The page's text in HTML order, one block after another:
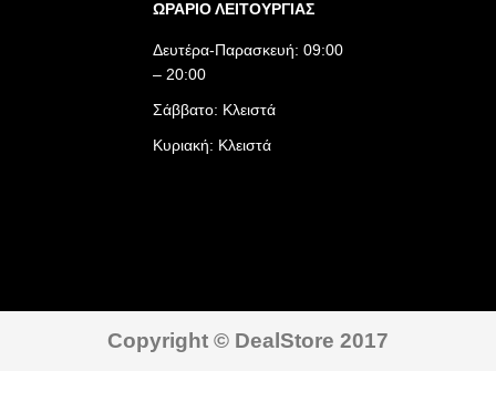
ΩΡΑΡΙΟ ΛΕΙΤΟΥΡΓΙΑΣ​
Δευτέρα-Παρασκευή: 09:00
– 20:00
Σάββατο: Κλειστά
Κυριακή: Κλειστά
Copyright © DealStore 2017